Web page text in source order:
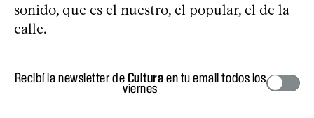
sonido, que es el nuestro, el popular, el de la
calle.
Recibí la newsletter deCulturaen tu email todos los
viernes